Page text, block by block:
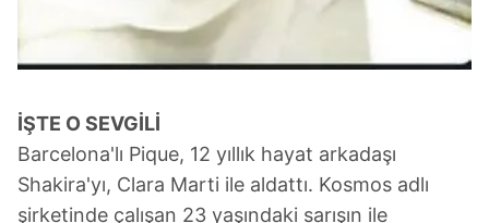
İŞTE O SEVGİLİ
Barcelona'lı Pique, 12 yıllık hayat arkadaşı
Shakira'yı, Clara Marti ile aldattı. Kosmos adlı
şirketinde çalışan 23 yaşındaki sarışın ile